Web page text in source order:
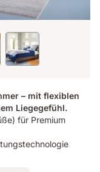
– mit flexiblen
Liegegefühl.
für Premium